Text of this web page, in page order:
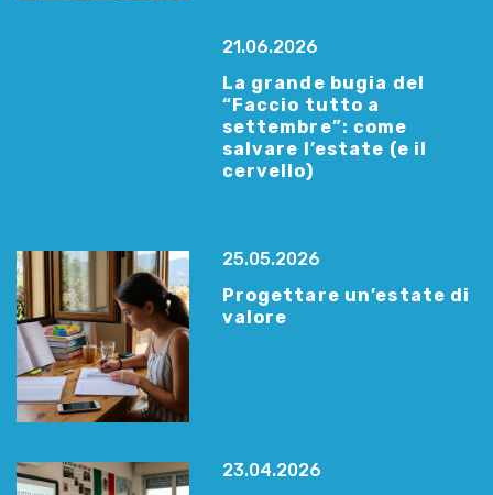
21.06.2026
La grande bugia del
“Faccio tutto a
settembre”: come
salvare l’estate (e il
cervello)
25.05.2026
Progettare un’estate di
valore
23.04.2026